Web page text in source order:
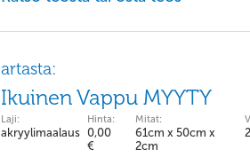
artasta:
Ikuinen Vappu MYYTY
Laji:
akryylimaalaus
Hinta:
0,00
€
Mitat:
61cm x 50cm x
2cm